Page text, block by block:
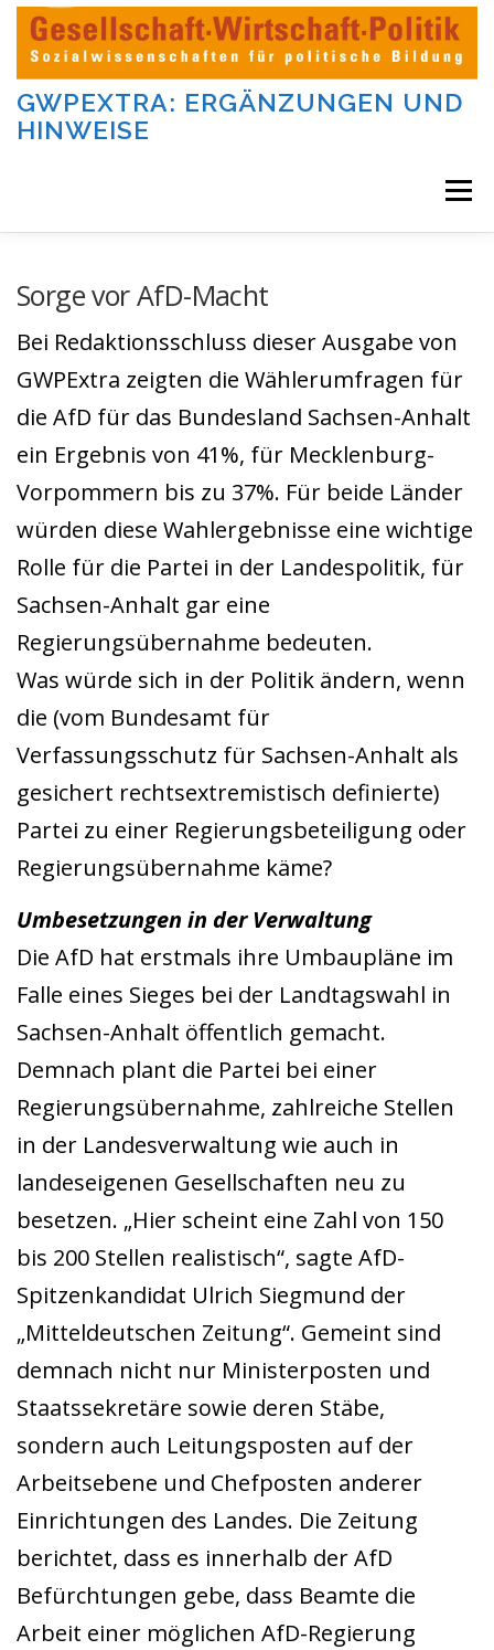
Zum
Inhalt
springen
GWPEXTRA: ERGÄNZUNGEN UND
HINWEISE
Menü
DIE AUFGABEN UND KATEGORIEN DIESER SEITE
Sorge vor AfD-Macht
Bei Redaktionsschluss dieser Ausgabe von
GWPExtra zeigten die Wählerumfragen für
die AfD für das Bundesland Sachsen-Anhalt
ein Ergebnis von 41%, für Mecklenburg-
Vorpommern bis zu 37%. Für beide Länder
würden diese Wahlergebnisse eine wichtige
Rolle für die Partei in der Landespolitik, für
Sachsen-Anhalt gar eine
Regierungsübernahme bedeuten.
Was würde sich in der Politik ändern, wenn
die (vom Bundesamt für
Verfassungsschutz für Sachsen-Anhalt als
gesichert rechtsextremistisch definierte)
Partei zu einer Regierungsbeteiligung oder
Regierungsübernahme käme?
Umbesetzungen in der Verwaltung
Die AfD hat erstmals ihre Umbaupläne im
Falle eines Sieges bei der Landtagswahl in
Sachsen-Anhalt öffentlich gemacht.
Demnach plant die Partei bei einer
Regierungsübernahme, zahlreiche Stellen
in der Landesverwaltung wie auch in
landeseigenen Gesellschaften neu zu
besetzen. „Hier scheint eine Zahl von 150
bis 200 Stellen realistisch“, sagte AfD-
Spitzenkandidat Ulrich Siegmund der
„Mitteldeutschen Zeitung“. Gemeint sind
demnach nicht nur Ministerposten und
Staatssekretäre sowie deren Stäbe,
sondern auch Leitungsposten auf der
Arbeitsebene und Chefposten anderer
Einrichtungen des Landes. Die Zeitung
berichtet, dass es innerhalb der AfD
Befürchtungen gebe, dass Beamte die
Arbeit einer möglichen AfD-Regierung